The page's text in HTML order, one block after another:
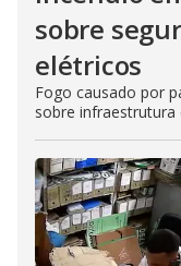
sobre
elétricos
Fogo causado por
sobre